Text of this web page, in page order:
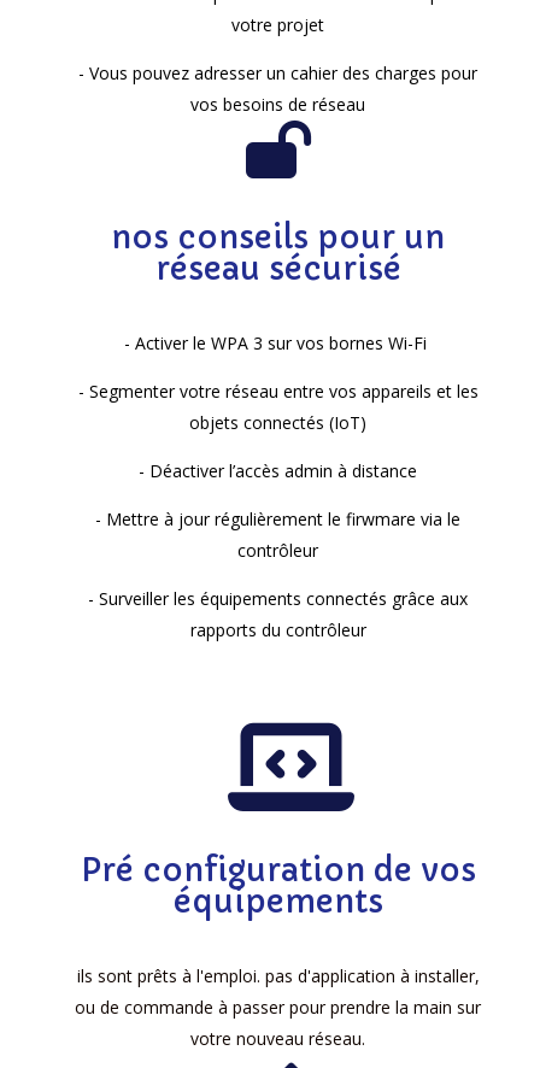
votre projet
- Vous pouvez adresser un cahier des charges pour
vos besoins de réseau
nos conseils pour un
réseau sécurisé
- Activer le WPA 3 sur vos bornes Wi-Fi
- Segmenter votre réseau entre vos appareils et les
objets connectés (IoT)
- Déactiver l’accès admin à distance
- Mettre à jour régulièrement le firwmare via le
contrôleur
- Surveiller les équipements connectés grâce aux
rapports du contrôleur
Pré configuration de vos
équipements
ils sont prêts à l'emploi. pas d'application à installer,
ou de commande à passer pour prendre la main sur
votre nouveau réseau.